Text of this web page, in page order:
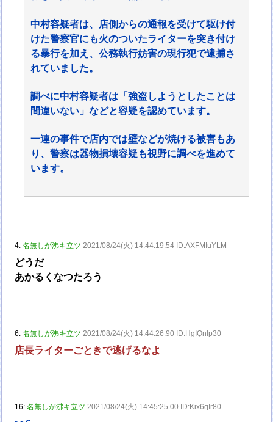
中村容疑者は、店側からの通報を受けて駆け付
けた警察官にも火のついたライターを突き付け
る暴行を加え、公務執行妨害の現行犯で逮捕さ
れていました。
調べに中村容疑者は「強盗しようとしたことは
間違いない」などと容疑を認めています。
一連の事件で店内では壁などが焼ける被害もあ
り、警察は器物損壊容疑も視野に調べを進めて
います。
4:名無しが沸キ立ツ 2021/08/24(火) 14:44:19.54 ID:AXFMIuYLM
どうだ
あかるくなつたろう
6:名無しが沸キ立ツ 2021/08/24(火) 14:44:26.90 ID:HgIQnIp30
店長ライターごときで逃げるなよ
16:名無しが沸キ立ツ 2021/08/24(火) 14:45:25.00 ID:Kix6qIr80